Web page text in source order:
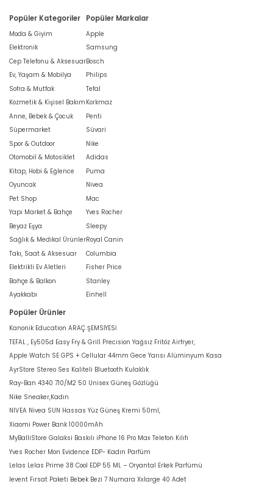
Popüler Kategoriler
Moda & Giyim
Elektronik
Cep Telefonu & Aksesuar
Ev, Yaşam & Mobilya
Sofra & Mutfak
Kozmetik & Kişisel Bakım
Anne, Bebek & Çocuk
Süpermarket
Spor & Outdoor
Otomobil & Motosiklet
Kitap, Hobi & Eğlence
Oyuncak
Pet Shop
Yapı Market & Bahçe
Beyaz Eşya
Sağlık & Medikal Ürünler
Takı, Saat & Aksesuar
Elektrikli Ev Aletleri
Bahçe & Balkon
Ayakkabı
Popüler Markalar
Apple
Samsung
Bosch
Philips
Tefal
Korkmaz
Penti
Süvari
Nike
Adidas
Puma
Nivea
Mac
Yves Rocher
Sleepy
Royal Canin
Columbia
Fisher Price
Stanley
Einhell
Popüler Ürünler
Kanonik Education ARAÇ ŞEMSİYESİ
TEFAL , Ey505d Easy Fry & Grill Precision Yağsız Fritöz Airfryer,
Apple Watch SE GPS + Cellular 44mm Gece Yarısı Alüminyum Kasa
AyrStore Stereo Ses Kaliteli Bluetooth Kulaklık
Ray-Ban 4340 710/M2 50 Unisex Güneş Gözlüğü
Nike Sneaker,Kadın
NIVEA Nivea SUN Hassas Yüz Güneş Kremi 50ml,
Xiaomi Power Bank 10000mAh
MyBalliStore Galaksi Baskılı iPhone 16 Pro Max Telefon Kılıfı
Yves Rocher Mon Evidence EDP- Kadın Parfüm
Lelas Lelas Prime 38 Cool EDP 55 ML – Oryantal Erkek Parfümü
levent Fırsat Paketi Bebek Bezi 7 Numara Xxlarge 40 Adet